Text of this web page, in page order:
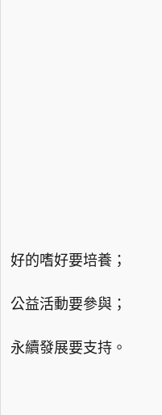
好的嗜好要培養；
公益活動要參與；
永續發展要支持。